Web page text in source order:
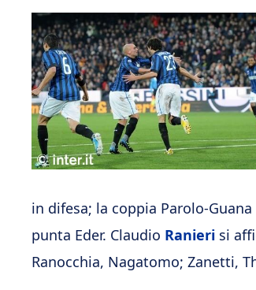
in difesa; la coppia Parolo-
punta Eder. Claudio Ranieri si
Ranocchia, Nagatomo; Zanetti,